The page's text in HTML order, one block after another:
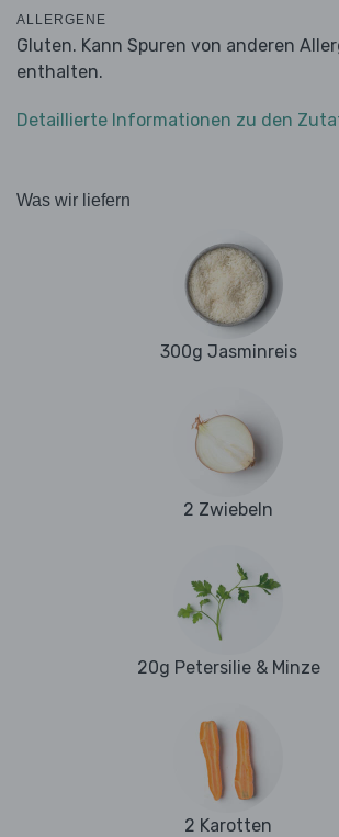
ALLERGENE
Gluten. Kann Spuren von anderen
enthalten.
Detaillierte Informationen zu den
Was wir liefern
300g Jasminreis
2 Zwiebeln
20g Petersilie & Minze
2 Karotten